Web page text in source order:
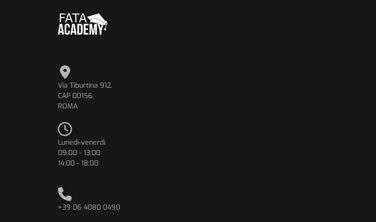
Via Tiburtina 912,
CAP 00156,
ROMA
Lunedì-venerdì
09:00 - 13:00
14:00 - 18:00
+39 06 4080 0490